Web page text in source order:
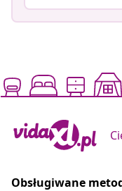
Obsługiwane